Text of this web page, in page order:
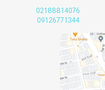
02188814076
09126771344